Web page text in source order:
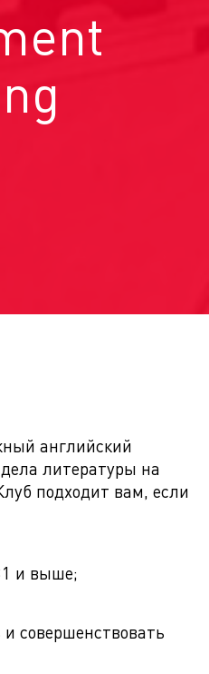
английский
литературы на
подходит вам, если
и выше;
совершенствовать